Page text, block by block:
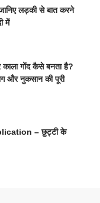
लड़की से बात करने
में
काला गोंद कैसे बनता है?
और नुकसान की पूरी
– छुट्टी के